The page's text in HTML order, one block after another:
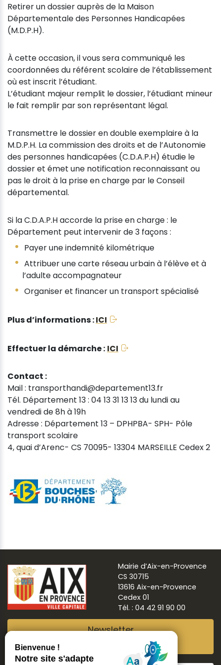
Retirer un dossier auprès de la Maison
Départementale des Personnes Handicapées
(M.D.P.H).
À cette occasion, il vous sera communiqué les
coordonnées du référent scolaire de l’établissement
où est inscrit l’étudiant.
L’étudiant majeur remplit le dossier, l’étudiant mineur
le fait remplir par son représentant légal.
Transmettre le dossier en double exemplaire à la
M.D.P.H. La commission des droits et de l’Autonomie
des personnes handicapées (C.D.A.P.H) étudie le
dossier et émet une notification reconnaissant ou
pas le droit à la prise en charge par le Conseil
départemental.
Si la C.D.A.P.H accorde la prise en charge : le
Département peut intervenir de 3 façons :
Payer une indemnité kilométrique
Attribuer une carte réseau urbain à l’élève et à
l’adulte accompagnateur
Organiser et financer un transport spécialisé
Plus d’informations :ICI
Effectuer la démarche : ICI
Contact :
Mail : transporthandi@departement13.fr
Tél. Département 13 : 04 13 31 13 13 du lundi au
vendredi de 8h à 19h
Adresse : Département 13 – DPHPBA- SPH- Pôle
transport scolaire
4, quai d’Arenc- CS 70095- 13304 MARSEILLE Cedex 2
Mairie d’Aix-en-Provence
CS 30715
13616 Aix-en-Provence
Cedex 01
Tél. : 04 42 91 90 00
Newsletter